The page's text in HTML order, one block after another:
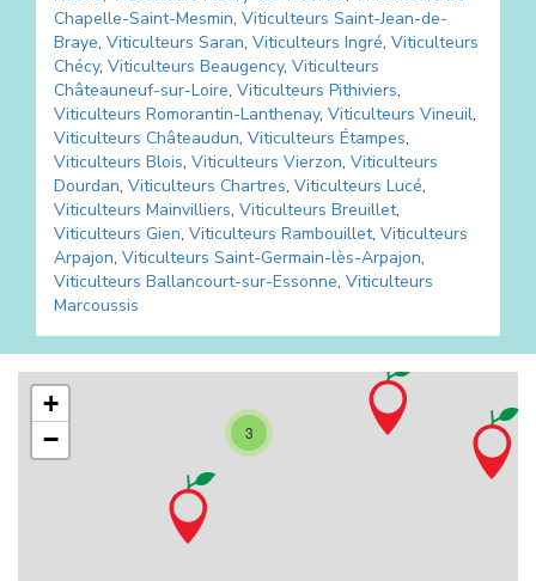
Chapelle-Saint-Mesmin, Viticulteurs Saint-Jean-de-
Braye, Viticulteurs Saran, Viticulteurs Ingré, Viticulteurs
Chécy, Viticulteurs Beaugency, Viticulteurs
Châteauneuf-sur-Loire, Viticulteurs Pithiviers,
Viticulteurs Romorantin-Lanthenay, Viticulteurs Vineuil,
Viticulteurs Châteaudun, Viticulteurs Étampes,
Viticulteurs Blois, Viticulteurs Vierzon, Viticulteurs
Dourdan, Viticulteurs Chartres, Viticulteurs Lucé,
Viticulteurs Mainvilliers, Viticulteurs Breuillet,
Viticulteurs Gien, Viticulteurs Rambouillet, Viticulteurs
Arpajon, Viticulteurs Saint-Germain-lès-Arpajon,
Viticulteurs Ballancourt-sur-Essonne, Viticulteurs
Marcoussis
3
+
−